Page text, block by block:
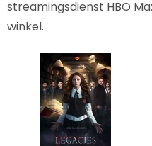
streamingsdienst HBO
winkel.